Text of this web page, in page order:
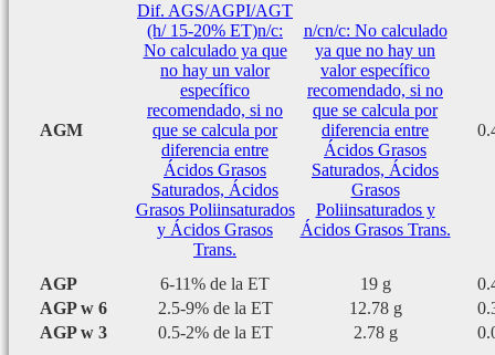
AGM
Dif. AGS/AGPI/AGT
(h/ 15-20% ET)n/c:
No calculado ya que
no hay un valor
específico
recomendado, si no
que se calcula por
diferencia entre
Ácidos Grasos
Saturados, Ácidos
Grasos Poliinsaturados
y Ácidos Grasos
Trans.
n/cn/c: No calculado
ya que no hay un
valor específico
recomendado, si no
que se calcula por
diferencia entre
Ácidos Grasos
Saturados, Ácidos
Grasos
Poliinsaturados y
Ácidos Grasos Trans.
AGP 6-11% de la ET 19 g
AGP w 6
2.5-9% de la ET 12.78 g
AGP w 3
0.5-2% de la ET 2.78 g